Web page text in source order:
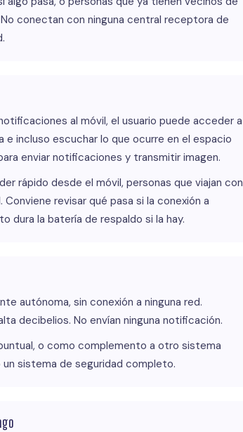
conectan con ninguna central receptora de
al móvil, el usuario puede acceder a
incluso escuchar lo que ocurre en el espacio
enviar notificaciones y transmitir imagen.
rápido desde el móvil, personas que viajan con
revisar qué pasa si la conexión a
dura la batería de respaldo si la hay.
autónoma, sin conexión a ninguna red.
decibelios. No envían ninguna notificación.
o como complemento a otro sistema
un sistema de seguridad completo.